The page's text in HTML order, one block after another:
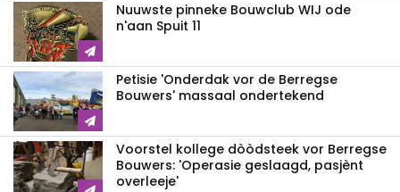
Nuuwste pinneke Bouwclub WIJ ode
n'aan Spuit 11
Petisie 'Onderdak vor de Berregse
Bouwers' massaal ondertekend
Voorstel kollege dòòdsteek vor Berregse
Bouwers: 'Operasie geslaagd, pasjènt
overleeje'